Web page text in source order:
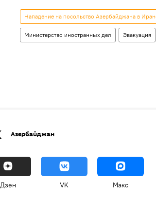
Нападение на посольство Азербайджана в
Министерство иностранных дел Эвакуация
Азербайджан
Дзен VK Макс